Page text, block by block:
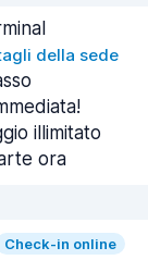
della sede
illimitato
ora
Check-in online